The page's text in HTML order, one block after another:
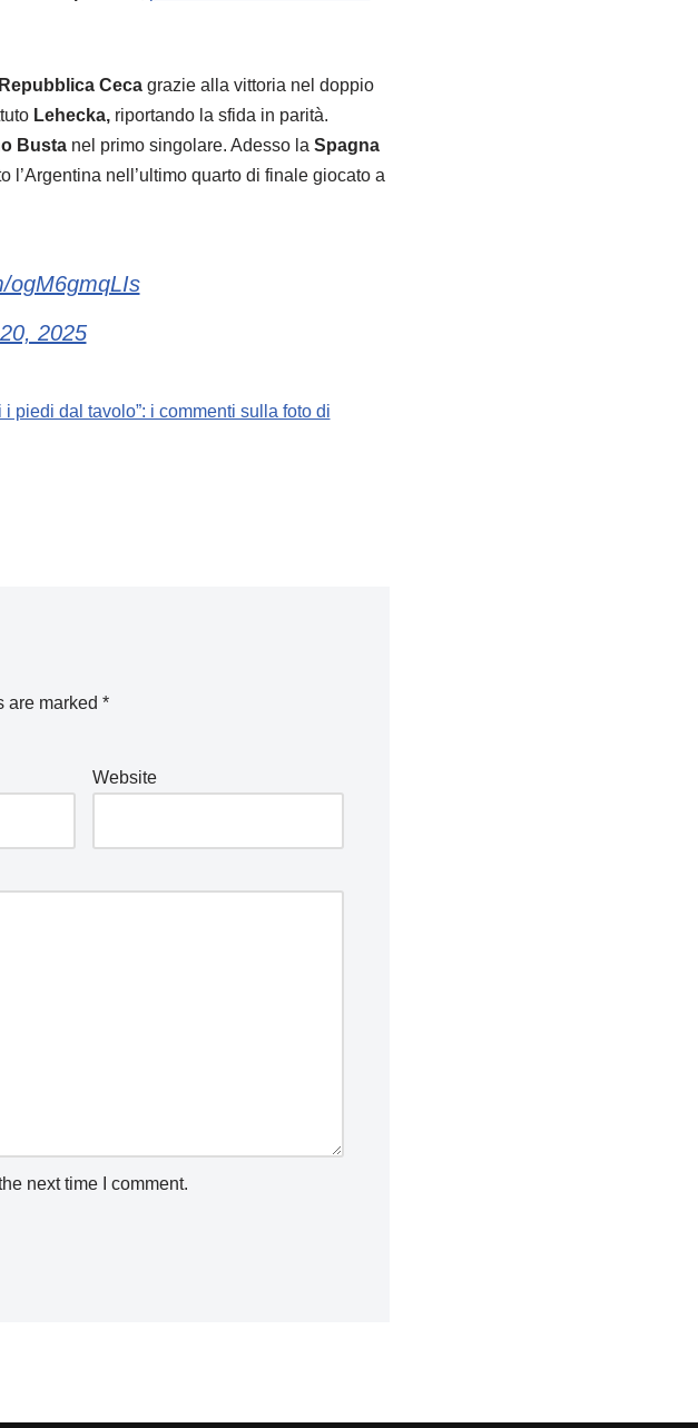
Repubblica Cecagrazie alla vittoria nel doppio
Lehecka,riportando la sfida in parità.
Bustanel primo singolare. Adesso la Spagna
nell’ultimo quarto di finale giocato a
ogM6gmqLIs
2025
piedi dal tavolo”: i commenti sulla foto di
are marked *
Website
next time I comment.